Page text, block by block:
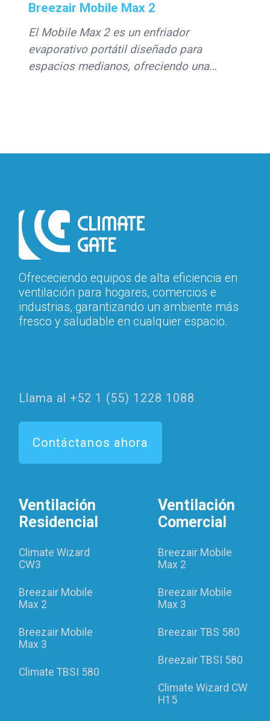
Breezair Mobile Max 2
El Mobile Max 2 es un enfriador
evaporativo portátil diseñado para
espacios medianos, ofreciendo una
industriales que requieren movilidad y
Ofrececiendo equipos de alta eficiencia en
ventilación para hogares, comercios e
industrias, garantizando un ambiente más
fresco y saludable en cualquier espacio.
Llama al +52 1 (55) 1228 1088
Contáctanos ahora
Ventilación
Residencial
Climate Wizard
CW3
Breezair Mobile
Max 2
Breezair Mobile
Max 3
Climate TBSI 580
Ventilación
Comercial
Breezair Mobile
Max 2
Breezair Mobile
Max 3
Breezair TBS 580
Breezair TBSI 580
Climate Wizard CW
H15